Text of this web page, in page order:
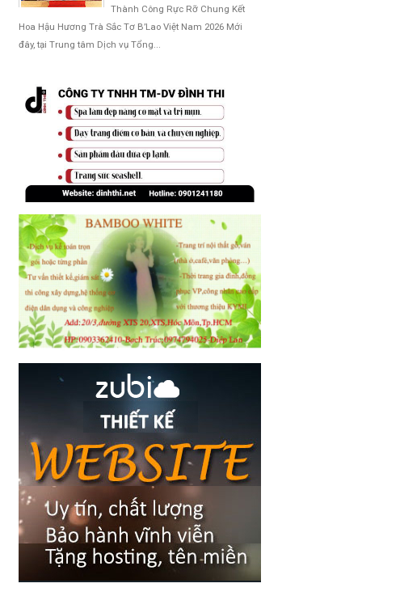
Thành Công Rực Rỡ Chung Kết
Hoa Hậu Hương Trà Sắc Tơ B’Lao Việt Nam 2026 Mới
đây, tại Trung tâm Dịch vụ Tổng...